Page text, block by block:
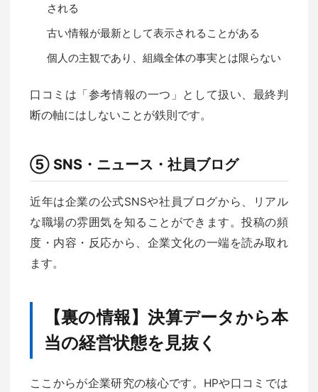
される
古い情報が最新として表示されることがある
個人の主観であり、組織全体の事実とは限らない
口コミは「参考情報の一つ」として扱い、最終判
断の軸にはしないことが鉄則です。
⑤ SNS・ニュース・社員ブログ
近年は企業の公式SNSや社員ブログから、リアル
な職場の雰囲気を知ることができます。投稿の頻
度・内容・反応から、企業文化の一端を読み取れ
ます。
【裏の情報】決算データから本
当の経営状態を見抜く
ここからが企業研究の核心です。HPや口コミでは